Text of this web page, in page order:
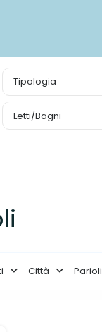
Tipologia
Letti/Bagni
Città Parioli